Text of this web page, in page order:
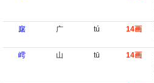
廜
广 tú 14画
嶀
山 tū 14画